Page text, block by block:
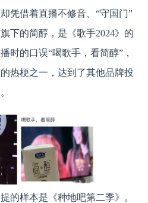
凭借着直播不修音、“守国门”
下的简醇，是《歌手2024》的
时的口误“喝歌手，看简醇”，
热梗之一，达到了其他品牌投
的样本是《种地吧第二季》。